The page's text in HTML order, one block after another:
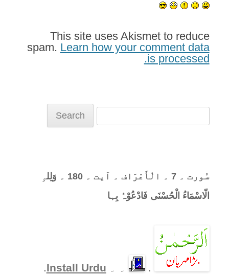
This site uses Akismet to reduce
spam. Learn how your comment data
is processed.
سُورت ۔ 7 ۔ الْأَعْرَاف ۔ آیت ۔ 180 ۔ وَلِلہِ
الّاسْمَاءُ الْحُسْنَی فَادْعُوْہُ بِہا
.
Install Urdu